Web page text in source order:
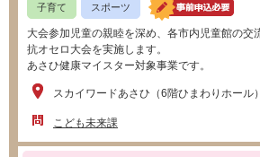
子育て スポーツ
大会参加児童の親睦を深め、各市内児童館の交
抗オセロ大会を実施します。
あさひ健康マイスター対象事業です。
スカイワードあさひ（6階ひまわりホール）
こども未来課